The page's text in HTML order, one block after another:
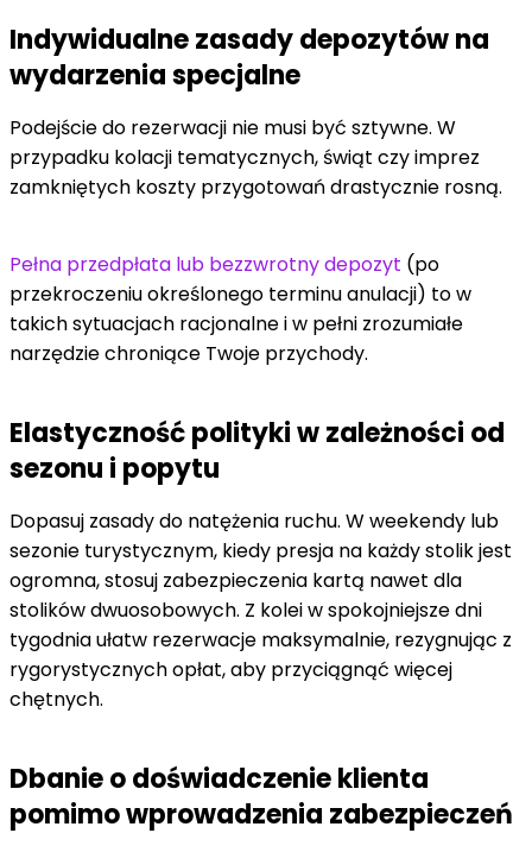
Indywidualne zasady depozytów na
wydarzenia specjalne
Podejście do rezerwacji nie musi być sztywne. W
przypadku kolacji tematycznych, świąt czy imprez
zamkniętych koszty przygotowań drastycznie rosną.
Pełna przedpłata lub bezzwrotny depozyt (po
przekroczeniu określonego terminu anulacji) to w
takich sytuacjach racjonalne i w pełni zrozumiałe
narzędzie chroniące Twoje przychody.
Elastyczność polityki w zależności od
sezonu i popytu
Dopasuj zasady do natężenia ruchu. W weekendy lub
sezonie turystycznym, kiedy presja na każdy stolik jest
ogromna, stosuj zabezpieczenia kartą nawet dla
stolików dwuosobowych. Z kolei w spokojniejsze dni
tygodnia ułatw rezerwacje maksymalnie, rezygnując z
rygorystycznych opłat, aby przyciągnąć więcej
chętnych.
Dbanie o doświadczenie klienta
pomimo wprowadzenia zabezpieczeń